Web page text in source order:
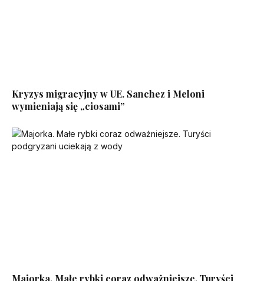
Kryzys migracyjny w UE. Sanchez i Meloni
wymieniają się „ciosami”
Majorka. Małe rybki coraz odważniejsze. Turyści